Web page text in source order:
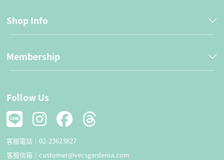
Shop Info
Membership
Follow Us
客服電話｜ 02-23623827
客服信箱｜ customer@vecsgardenia.com